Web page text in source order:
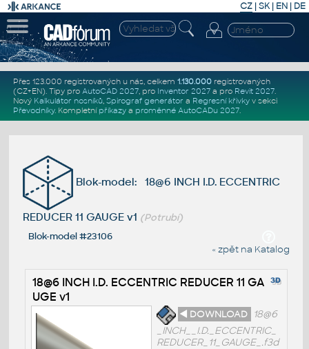
CZ | SK| EN | DE
Přes 123.000 registrovaných u nás, celkem 1.130.000registrovaných
(CZ+EN). Tipy pro AutoCAD 2027, pro Inventor 2027a pro Revit 2027.
Nový Kalkulátor nosníků, Spirograf generátor a Regresní křivkyv sekci
Převodníky. Kompletní příkazya proměnné AutoCADu 2027.
Blok-model: 18@6 INCH I.D. ECCENTRIC
REDUCER 11 GAUGE v1 (Potrubí)
Blok-model #23106
« zpět na Katalog
18@6 INCH I.D. ECCENTRIC REDUCER 11 GA
UGE v1
◄ DOWNLOAD
18@6
_INCH__I.D._ECCENTRIC_
REDUCER_11_GAUGE_.f3d